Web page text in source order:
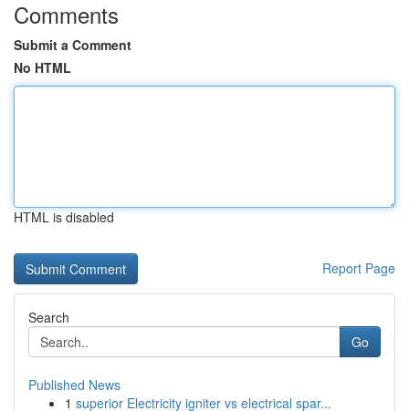
Comments
Submit a Comment
No HTML
HTML is disabled
Report Page
Search
Go
Published News
1 superior Electricity igniter vs electrical spar...